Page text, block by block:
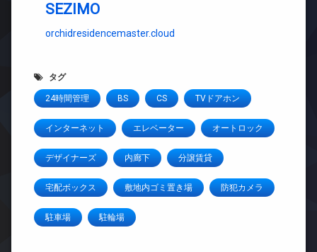
SEZIMO
orchidresidencemaster.cloud
タグ
24時間管理 BS CS TVドアホン
インターネット エレベーター オートロック
デザイナーズ 内廊下 分譲賃貸
宅配ボックス 敷地内ゴミ置き場 防犯カメラ
駐車場 駐輪場